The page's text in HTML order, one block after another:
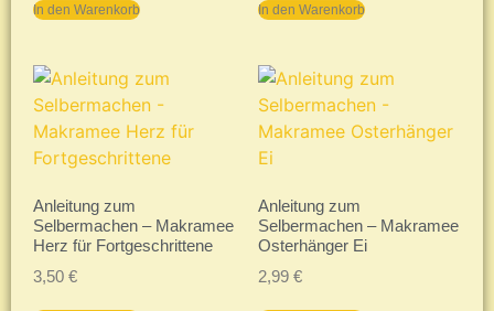
In den Warenkorb In den Warenkorb
Anleitung zum
Selbermachen – Makramee
Herz für Fortgeschrittene
3,50 €
Anleitung zum
Selbermachen – Makramee
Osterhänger Ei
2,99 €